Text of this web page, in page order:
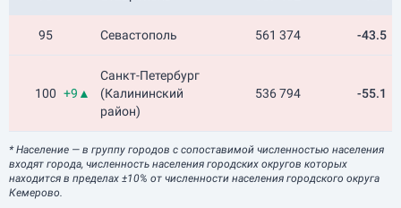
95 Севастополь 561 374 -43.5
100 +9▲
Санкт-Петербург
(Калининский
район)
536 794 -55.1
* Население — в группу городов с сопоставимой численностью населения
входят города, численность населения городских округов которых
находится в пределах ±10% от численности населения городского округа
Кемерово.